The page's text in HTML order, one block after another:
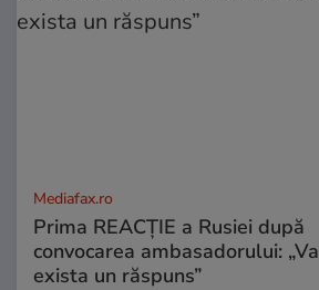
Mediafax.ro
Prima REACȚIE a Rusiei după
convocarea ambasadorului: „Va
exista un răspuns”